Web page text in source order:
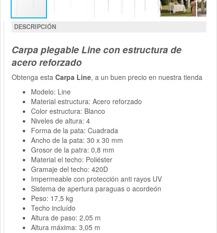
DESCRIPCIÓN
Carpa plegable Line con estructura de
acero reforzado
Obtenga esta Carpa Line, a un buen precio en nuestra tienda
Modelo: Line
Material estructura: Acero reforzado
Color estructura: Blanco
Niveles de altura: 4
Forma de la pata: Cuadrada
Ancho de la pata: 30 x 30 mm
Grosor de la patra: 0,8 mm
Material el techo: Poliéster
Gramaje del techo: 420D
Impermeable con protección anti rayos UV
Sistema de apertura paraguas o acordeón
Peso: 17,5 kg
Techo incluído
Altura de paso: 2,05 m
Altura máxima: 3,05 m